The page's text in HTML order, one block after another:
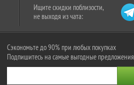
Ищите скидки поблизости,
не выходя из чата:
Сэкономьте до 90% при любых покупках
Подпишитесь на самые выгодные предложения